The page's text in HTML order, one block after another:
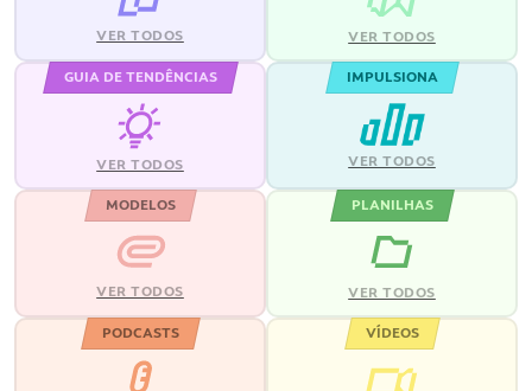
VER TODOS VER TODOS
GUIA DE TENDÊNCIAS
VER TODOS
IMPULSIONA
VER TODOS
MODELOS
VER TODOS
PLANILHAS
VER TODOS
PODCASTS VÍDEOS